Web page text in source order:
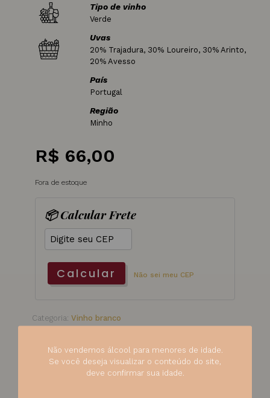
Tipo de vinho
Verde
Uvas
20% Trajadura, 30% Loureiro, 30% Arinto,
20% Avesso
País
Portugal
Região
Minho
R$ 66,00
Fora de estoque
📦 Calcular Frete
Calcular Não sei meu CEP
Categoria: Vinho branco
Não vendemos álcool para menores de idade.
Se você deseja visualizar o conteúdo do site,
deve confirmar sua idade.